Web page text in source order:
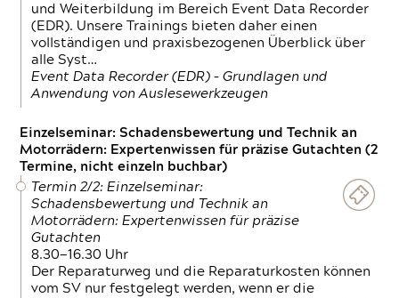
und Weiterbildung im Bereich Event Data Recorder
(EDR). Unsere Trainings bieten daher einen
vollständigen und praxisbezogenen Überblick über
alle Syst…
Event Data Recorder (EDR) – Grundlagen und
Anwendung von Auslesewerkzeugen
Einzelseminar: Schadensbewertung und Technik an
Motorrädern: Expertenwissen für präzise Gutachten (2
Termine, nicht einzeln buchbar)
Termin 2/2: Einzelseminar:
Schadensbewertung und Technik an
Motorrädern: Expertenwissen für präzise
Gutachten
8.30—16.30 Uhr
Der Reparaturweg und die Reparaturkosten können
vom SV nur festgelegt werden, wenn er die